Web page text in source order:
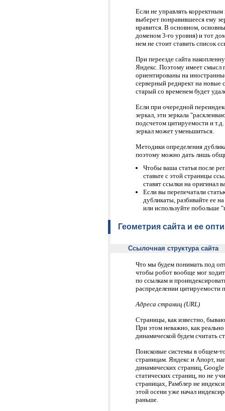
Если не управлять корректным
выберет понравившееся ему
нравится. В основном,
доменом 3-го уровня) и тот
нем не стоит ставить список
При переезде сайта
Яндекс. Поэтому имеет смысл
ориентированы на
серверный редирект на новые
старый со временем будет
Если при очередной
зеркал, эти зеркала
подсчетом цитируемости и
зеркал может уменьшиться.
Методики определения
поэтому можно дать лишь
Чтобы ваша статья после
ставьте с этой страницы
ставят ссылки на оригинал
Если вы перепечатали
дубликаты, разбивайте ее
или используйте побольше
Геометрия сайта и ее
Ссылочная структура сайта
Что мы будем понимать под
чтобы робот вообще мог
по ссылкам и
распределении цитируемости
Aдреса страниц (URL)
Страницы, как известно,
При этом неважно, как
динамической будем считать
Поисковые системы в общем-
страницам. Яндекс и Апорт,
динамических страниц,
статических страниц, но не
страницах, Рамблер не
этой осени уже начал
раньше.